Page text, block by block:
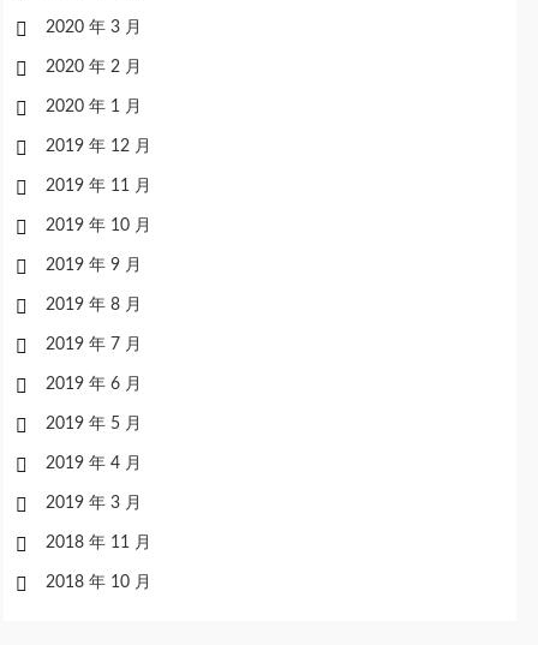
2020 年 3 月
2020 年 2 月
2020 年 1 月
2019 年 12 月
2019 年 11 月
2019 年 10 月
2019 年 9 月
2019 年 8 月
2019 年 7 月
2019 年 6 月
2019 年 5 月
2019 年 4 月
2019 年 3 月
2018 年 11 月
2018 年 10 月